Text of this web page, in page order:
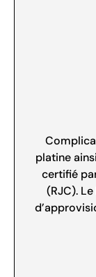
platine
certifié
(RJC).